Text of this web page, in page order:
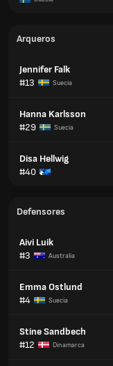
Arqueros
Jennifer Falk
#13
Suecia
Hanna Karlsson
#29
Suecia
Disa Hellwig
#40
Defensores
Aivi Luik
#3
Australia
Emma Ostlund
#4
Suecia
Stine Sandbech
#12
Dinamarca